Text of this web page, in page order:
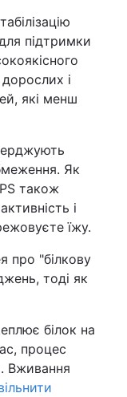
підтримки
і
які менш
Як
також
і
їжу.
про "білкову
тоді як
білок на
процес
Вживання